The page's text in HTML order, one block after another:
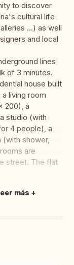
to discover
cultural life
...) as well
and local
lines
of 3 minutes.
house built
a living room
200), a
studio (with
4 people), a
shower,
are
street. The flat
más